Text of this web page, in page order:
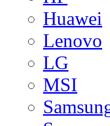
Huawei
Lenovo
LG
MSI